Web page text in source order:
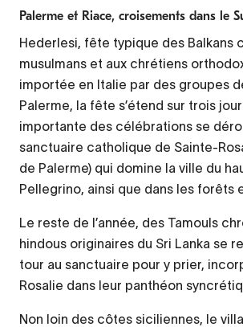
Palerme et Riace, croisements dans le
Hederlesi, fête typique des Balkans
musulmans et aux chrétiens
importée en Italie par des groupes
Palerme, la fête s’étend sur trois
importante des célébrations se
sanctuaire catholique de Sainte-
de Palerme) qui domine la ville du
Pellegrino, ainsi que dans les forêts
Le reste de l’année, des Tamouls
hindous originaires du Sri Lanka se
tour au sanctuaire pour y prier,
Rosalie dans leur panthéon
Non loin des côtes siciliennes, le